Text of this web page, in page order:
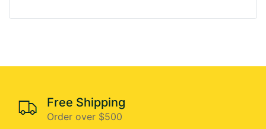
Free Shipping
Order over $500